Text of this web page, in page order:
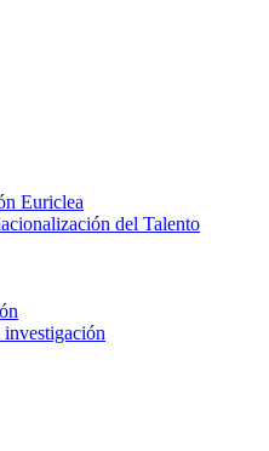
Euriclea
del Talento
investigación